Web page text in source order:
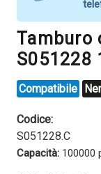
Tamburo
S051228
Compatibile
Codice:
S051228.C
Capacità: 100000